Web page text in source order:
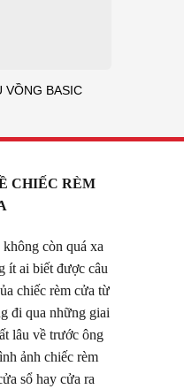
VỒNG BASIC
CHIẾC RÈM
còn quá xa
ít ai biết được câu
chiếc rèm cửa từ
đi qua những giai
lâu về trước ông
ảnh chiếc rèm
sổ hay cửa ra